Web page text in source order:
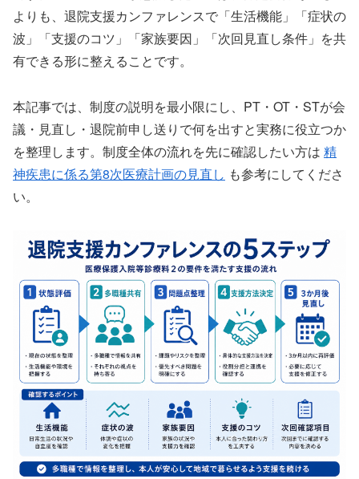
よりも、退院支援カンファレンスで「生活機能」「症状の
波」「支援のコツ」「家族要因」「次回見直し条件」を共
有できる形に整えることです。
本記事では、制度の説明を最小限にし、PT・OT・STが会
議・見直し・退院前申し送りで何を出すと実務に役立つか
を整理します。制度全体の流れを先に確認したい方は 精
神疾患に係る第8次医療計画の見直し も参考にしてくださ
い。